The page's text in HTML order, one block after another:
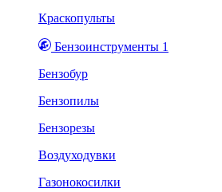
Краскопульты
Бензоинструменты 1
Бензобур
Бензопилы
Бензорезы
Воздуходувки
Газонокосилки